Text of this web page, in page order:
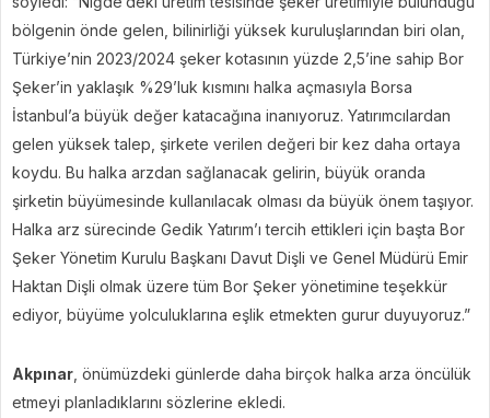
bölgenin önde gelen, bilinirliği yüksek kuruluşlarından biri olan,
Türkiye’nin 2023/2024 şeker kotasının yüzde 2,5’ine sahip Bor
Şeker’in yaklaşık %29’luk kısmını halka açmasıyla Borsa
İstanbul’a büyük değer katacağına inanıyoruz. Yatırımcılardan
gelen yüksek talep, şirkete verilen değeri bir kez daha ortaya
koydu. Bu halka arzdan sağlanacak gelirin, büyük oranda
şirketin büyümesinde kullanılacak olması da büyük önem taşıyor.
Halka arz sürecinde Gedik Yatırım’ı tercih ettikleri için başta Bor
Şeker Yönetim Kurulu Başkanı Davut Dişli ve Genel Müdürü Emir
Haktan Dişli olmak üzere tüm Bor Şeker yönetimine teşekkür
ediyor, büyüme yolculuklarına eşlik etmekten gurur duyuyoruz.”
Akpınar , önümüzdeki günlerde daha birçok halka arza öncülük
etmeyi planladıklarını sözlerine ekledi.